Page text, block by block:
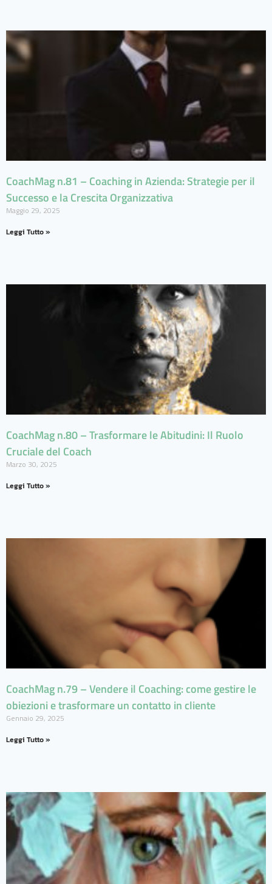
CoachMag n.81 – Coaching in Azienda: Strategie per il
Successo e la Crescita Organizzativa
Maggio 29, 2025
Leggi Tutto »
CoachMag n.80 – Trasformare le Abitudini: Il Ruolo
Cruciale del Coach
Marzo 30, 2025
Leggi Tutto »
CoachMag n.79 – Vendere il Coaching: come gestire le
obiezioni e trasformare un contatto in cliente
Gennaio 29, 2025
Leggi Tutto »